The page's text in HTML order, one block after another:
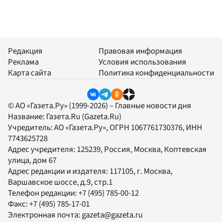
Редакция
Реклама
Карта сайта
Правовая информация
Условия использования
Политика конфиденциальности
© АО «Газета.Ру» (1999-2026) – Главные новости дня
Название: Газета.Ru (Gazeta.Ru)
Учредитель:АО «Газета.Ру», ОГРН 1067761730376, ИНН
7743625728
Адрес учредителя: 125239, Россия, Москва, Коптевская
улица, дом 67
Адрес редакции и издателя: 117105, г. Москва,
Варшавское шоссе, д.9, стр.1
Телефон редакции:+7 (495) 785-00-12
Факс:+7 (495) 785-17-01
Электронная почта:gazeta@gazeta.ru